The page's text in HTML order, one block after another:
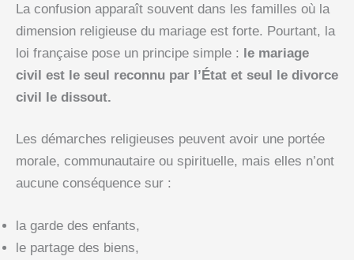
La confusion apparaît souvent dans les familles où la
dimension religieuse du mariage est forte. Pourtant, la
loi française pose un principe simple : le mariage
civil est le seul reconnu par l’État et seul le divorce
civil le dissout.
Les démarches religieuses peuvent avoir une portée
morale, communautaire ou spirituelle, mais elles n’ont
aucune conséquence sur :
la garde des enfants,
le partage des biens,